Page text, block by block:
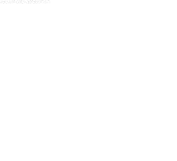
150,00 ₽